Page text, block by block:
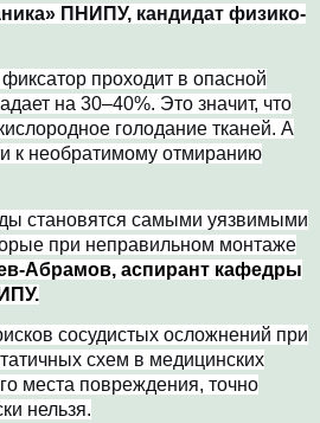
ПНИПУ, кандидат физико-
проходит в опасной
на 30–40%. Это значит, что
голодание тканей. А
к необратимому отмиранию
становятся самыми уязвимыми
при неправильном монтаже
Абрамов, аспирант кафедры
сосудистых осложнений при
схем в медицинских
места повреждения, точно
нельзя.